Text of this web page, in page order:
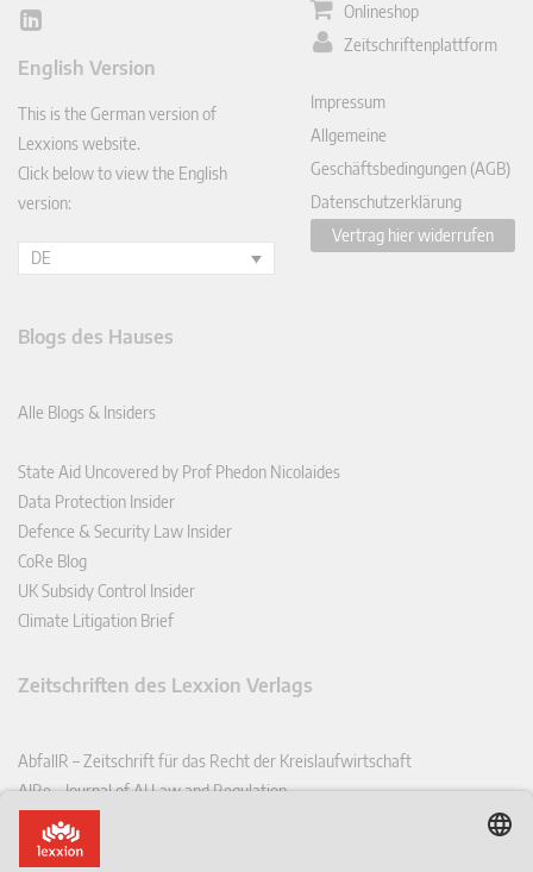
Lin
In
English Version
This is the German version of
Lexxions website.
Click below to view the English
version:
DE
Onlineshop
Zeitschriftenplattform
Impressum
Allgemeine
Geschäftsbedingungen (AGB)
Datenschutzerklärung
Vertrag hier widerrufen
Blogs des Hauses
Alle Blogs & Insiders
State Aid Uncovered by Prof Phedon Nicolaides
Data Protection Insider
Defence & Security Law Insider
CoRe Blog
UK Subsidy Control Insider
Climate Litigation Brief
Zeitschriften des Lexxion Verlags
AbfallR – Zeitschrift für das Recht der Kreislaufwirtschaft
AIRe – Journal of AI Law and Regulation
CCLR – Carbon & Climate Law Review
CoRe – European Competition and Regulatory Law Review